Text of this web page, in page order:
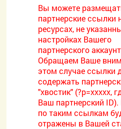
Вы можете
партнерские ссылки
ресурсах, не
настройках Вашего
партнерского
Обращаем Ваше
этом случае ссылки
содержать
"хвостик" (?p=xxxxx,
Ваш партнерский
по таким ссылкам
отражены в Вашей